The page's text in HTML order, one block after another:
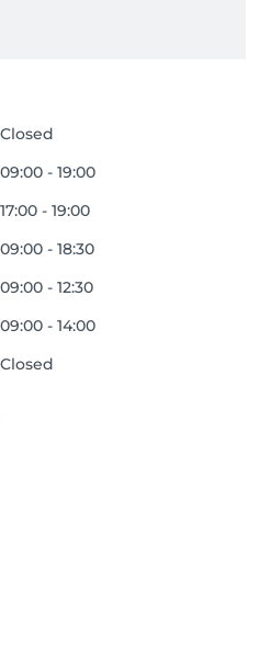
Closed
09:00 - 19:00
17:00 - 19:00
09:00 - 18:30
09:00 - 12:30
09:00 - 14:00
Closed